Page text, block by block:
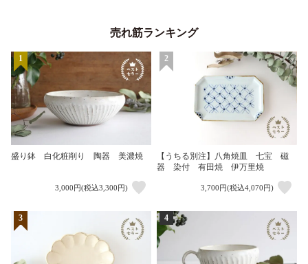
売れ筋ランキング
1
盛り鉢 白化粧削り 陶器 美濃焼
3,000円(税込3,300円)
2
【うちる別注】八角焼皿 七宝 磁
器 染付 有田焼 伊万里焼
3,700円(税込4,070円)
3 4